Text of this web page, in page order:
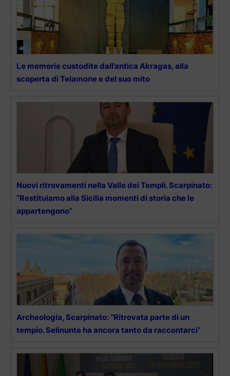
Le memorie custodite dall’antica Akragas, alla
scoperta di Telamone e del suo mito
Nuovi ritrovamenti nella Valle dei Templi. Scarpinato:
“Restituiamo alla Sicilia momenti di storia che le
appartengono”
Archeologia, Scarpinato: “Ritrovata parte di un
tempio. Selinunte ha ancora tanto da raccontarci”